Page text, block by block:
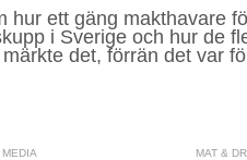
hur ett gäng makthavare
i Sverige och hur de
det, förrän det var
MEDIA MAT &